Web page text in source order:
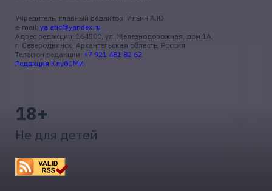
Учредитель, главный редактор: Ильин А.Ю.
e-mail: ya.atic@yandex.ru
Адрес редакции: 164500, ул. Железнодорожная, дом 1А,
г. Северодвинск, Архангельская область, Россия
Телефон редакции: +7 921 481 82 62
Редакция КлубСМИ
18+
Не для детей